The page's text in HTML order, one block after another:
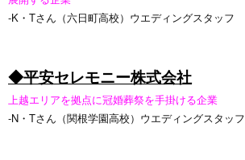
-K・Tさん（六日町高校）ウエディングスタッフ
◆平安セレモニー株式会社
上越エリアを拠点に冠婚葬祭を手掛ける企業
-N・Tさん（関根学園高校）ウエディングスタッフ